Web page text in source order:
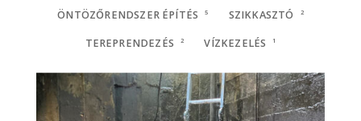
ÖNTÖZŐRENDSZER ÉPÍTÉS 5 SZIKKASZTÓ 2
TEREPRENDEZÉS 2 VÍZKEZELÉS 1